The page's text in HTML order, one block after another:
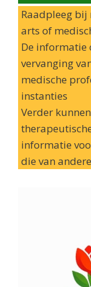
Raadpleeg bij
arts of
De informatie
vervanging
medische
instanties
Verder
informatie
die van